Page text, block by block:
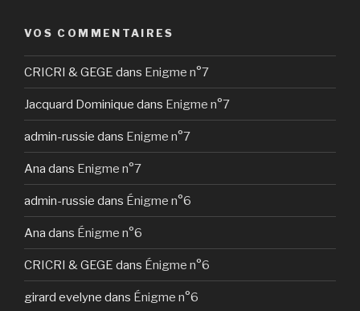
VOS COMMENTAIRES
CRICRI & GEGE dans Enigme n°7
Jacquard Dominique dans Enigme n°7
admin-russie dans Enigme n°7
Ana dans Enigme n°7
admin-russie dans Énigme n°6
Ana dans Énigme n°6
CRICRI & GEGE dans Énigme n°6
girard evelyne dans Énigme n°6